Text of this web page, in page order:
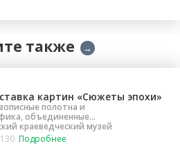
также →
картин «Сюжеты эпохи»
полотна и
объединенные
судьбы.
краеведческий музей
130 Подробнее